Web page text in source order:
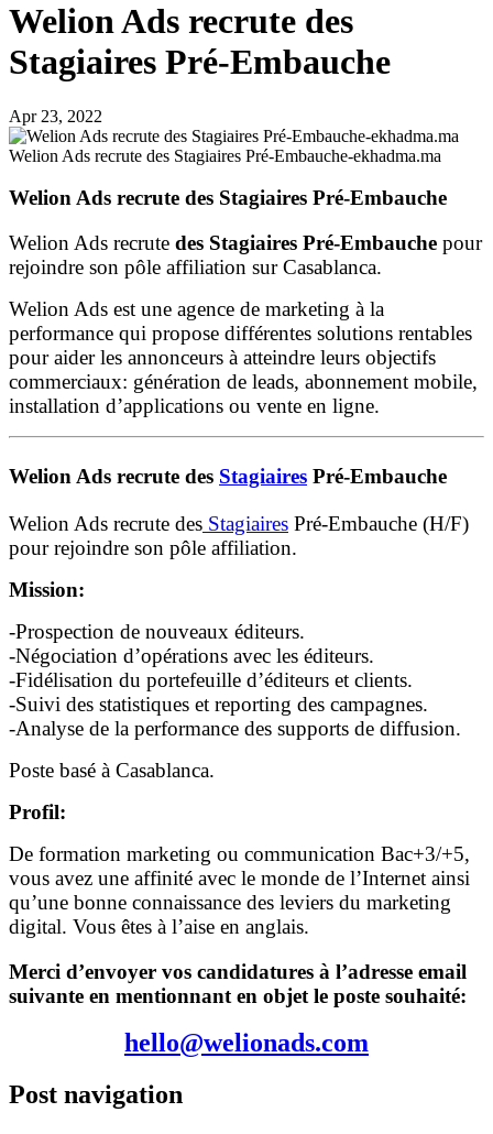
Welion Ads recrute des
Stagiaires Pré-Embauche
Apr 23, 2022
Welion Ads recrute des Stagiaires Pré-Embauche-ekhadma.ma
Welion Ads recrute des Stagiaires Pré-Embauche
Welion Ads recrute des Stagiaires Pré-Embauche pour
rejoindre son pôle affiliation sur Casablanca.
Welion Ads est une agence de marketing à la
performance qui propose différentes solutions rentables
pour aider les annonceurs à atteindre leurs objectifs
commerciaux: génération de leads, abonnement mobile,
installation d’applications ou vente en ligne.
Welion Ads recrute des Stagiaires Pré-Embauche
Welion Ads recrute des Stagiaires Pré-Embauche (H/F)
pour rejoindre son pôle affiliation.
Mission:
-Prospection de nouveaux éditeurs.
-Négociation d’opérations avec les éditeurs.
-Fidélisation du portefeuille d’éditeurs et clients.
-Suivi des statistiques et reporting des campagnes.
-Analyse de la performance des supports de diffusion.
Poste basé à Casablanca.
Profil:
De formation marketing ou communication Bac+3/+5,
vous avez une affinité avec le monde de l’Internet ainsi
qu’une bonne connaissance des leviers du marketing
digital. Vous êtes à l’aise en anglais.
Merci d’envoyer vos candidatures à l’adresse email
suivante en mentionnant en objet le poste souhaité:
hello@welionads.com
Post navigation